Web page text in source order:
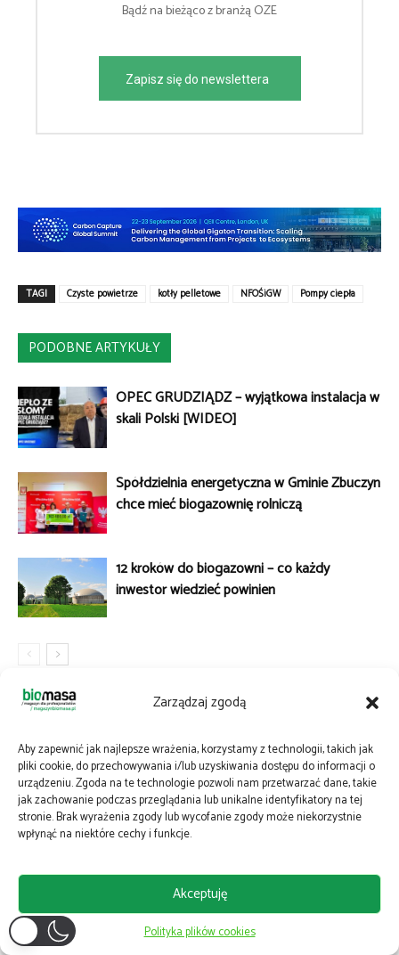
Zarządzaj zgodą
Aby zapewnić jak najlepsze wrażenia, korzystamy z technologii, takich jak
pliki cookie, do przechowywania i/lub uzyskiwania dostępu do informacji o
urządzeniu. Zgoda na te technologie pozwoli nam przetwarzać dane, takie
jak zachowanie podczas przeglądania lub unikalne identyfikatory na tej
stronie. Brak wyrażenia zgody lub wycofanie zgody może niekorzystnie
wpłynąć na niektóre cechy i funkcje.
Akceptuję
Polityka plików cookies
Bądź na bieżąco z branżą OZE
Zapisz się do newslettera
TAGI Czyste powietrze kotły pelletowe NFOŚiGW Pompy ciepła
PODOBNE ARTYKUŁY
OPEC GRUDZIĄDZ – wyjątkowa instalacja w
skali Polski [WIDEO]
Spółdzielnia energetyczna w Gminie Zbuczyn
chce mieć biogazownię rolniczą
12 kroków do biogazowni – co każdy
inwestor wiedzieć powinien
OPEC GRUDZIĄDZ – wyjątkowa instalacja w skali
Polski [WIDEO]